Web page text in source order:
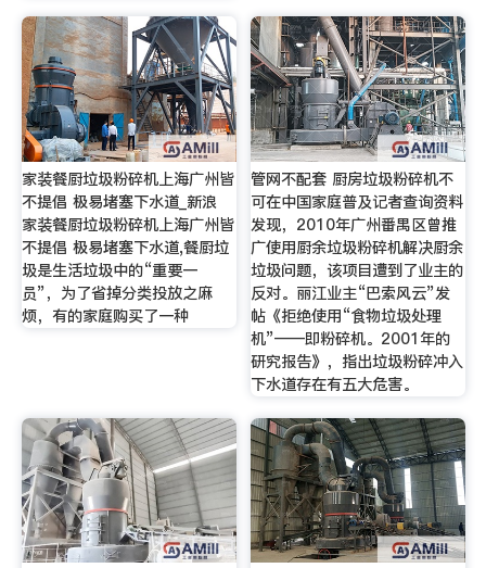
家装餐厨垃圾粉碎机上海广州皆
不提倡 极易堵塞下水道_新浪
家装餐厨垃圾粉碎机上海广州皆
不提倡 极易堵塞下水道,餐厨垃
圾是生活垃圾中的“重要一
员”，为了省掉分类投放之麻
烦，有的家庭购买了一种
管网不配套 厨房垃圾粉碎机不
可在中国家庭普及记者查询资料
发现，2010年广州番禺区曾推
广使用厨余垃圾粉碎机解决厨余
垃圾问题，该项目遭到了业主的
反对。丽江业主“巴索风云”发
帖《拒绝使用“食物垃圾处理
机”——即粉碎机。2001年的
研究报告》，指出垃圾粉碎冲入
下水道存在有五大危害。